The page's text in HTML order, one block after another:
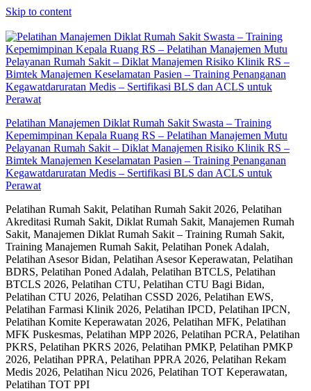
Skip to content
Pelatihan Manajemen Diklat Rumah Sakit Swasta – Training
Kepemimpinan Kepala Ruang RS – Pelatihan Manajemen Mutu
Pelayanan Rumah Sakit – Diklat Manajemen Risiko Klinik RS –
Bimtek Manajemen Keselamatan Pasien – Training Penanganan
Kegawatdaruratan Medis – Sertifikasi BLS dan ACLS untuk
Perawat
Pelatihan Rumah Sakit, Pelatihan Rumah Sakit 2026, Pelatihan
Akreditasi Rumah Sakit, Diklat Rumah Sakit, Manajemen Rumah
Sakit, Manajemen Diklat Rumah Sakit – Training Rumah Sakit,
Training Manajemen Rumah Sakit, Pelatihan Ponek Adalah,
Pelatihan Asesor Bidan, Pelatihan Asesor Keperawatan, Pelatihan
BDRS, Pelatihan Poned Adalah, Pelatihan BTCLS, Pelatihan
BTCLS 2026, Pelatihan CTU, Pelatihan CTU Bagi Bidan,
Pelatihan CTU 2026, Pelatihan CSSD 2026, Pelatihan EWS,
Pelatihan Farmasi Klinik 2026, Pelatihan IPCD, Pelatihan IPCN,
Pelatihan Komite Keperawatan 2026, Pelatihan MFK, Pelatihan
MFK Puskesmas, Pelatihan MPP 2026, Pelatihan PCRA, Pelatihan
PKRS, Pelatihan PKRS 2026, Pelatihan PMKP, Pelatihan PMKP
2026, Pelatihan PPRA, Pelatihan PPRA 2026, Pelatihan Rekam
Medis 2026, Pelatihan Nicu 2026, Pelatihan TOT Keperawatan,
Pelatihan TOT PPI